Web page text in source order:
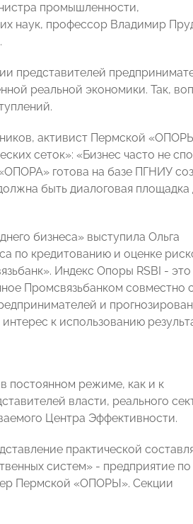
промышленности,
наук, профессор Владимир
представителей
реальной экономики. Так,
активист Пермской
сеток»: «Бизнес часто не
готова на базе ПГНИУ
быть диалоговая площадка
бизнеса» выступила Ольга
по кредитованию и оценке
Индекс Опоры RSBI - это
Промсвязьбанком совместно с
и
к использованию
постоянном режиме, как и к
власти, реального
Центра Эффективности.
практической
систем» - предприятие по
Пермской «ОПОРЫ». Секции